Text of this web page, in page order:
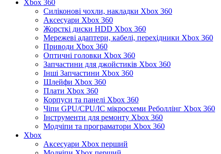
Xbox 360
Силіконові чохли, накладки Xbox 360
Аксесуари Xbox 360
Жорсткі диски HDD Xbox 360
Мережеві адаптери, кабелі, перехідники Xbox 360
Приводи Xbox 360
Оптичні головки Xbox 360
Запчастини для джойстиків Xbox 360
Інші Запчастини Xbox 360
Шлейфи Xbox 360
Плати Xbox 360
Корпуси та панелі Xbox 360
Чіпи GPU/CPU/IC мікросхеми Реболлінг Xbox 360
Інструменти для ремонту Xbox 360
Модчіпи та програматори Xbox 360
Xbox
Аксесуари Xbox перший